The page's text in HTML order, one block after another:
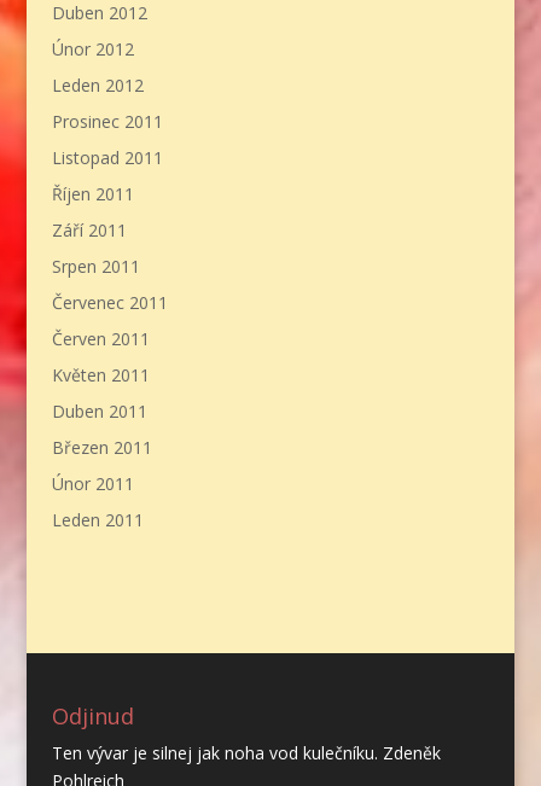
Duben 2012
Únor 2012
Leden 2012
Prosinec 2011
Listopad 2011
Říjen 2011
Září 2011
Srpen 2011
Červenec 2011
Červen 2011
Květen 2011
Duben 2011
Březen 2011
Únor 2011
Leden 2011
Odjinud
Ten vývar je silnej jak noha vod kulečníku. Zdeněk
Pohlreich